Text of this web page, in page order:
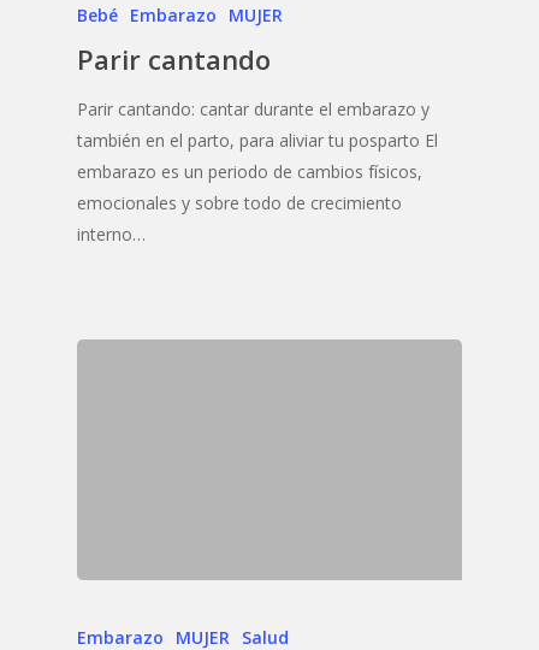
Bebé Embarazo MUJER
Parir cantando
Parir cantando: cantar durante el embarazo y
también en el parto, para aliviar tu posparto El
embarazo es un periodo de cambios físicos,
emocionales y sobre todo de crecimiento
interno…
Embarazo MUJER Salud